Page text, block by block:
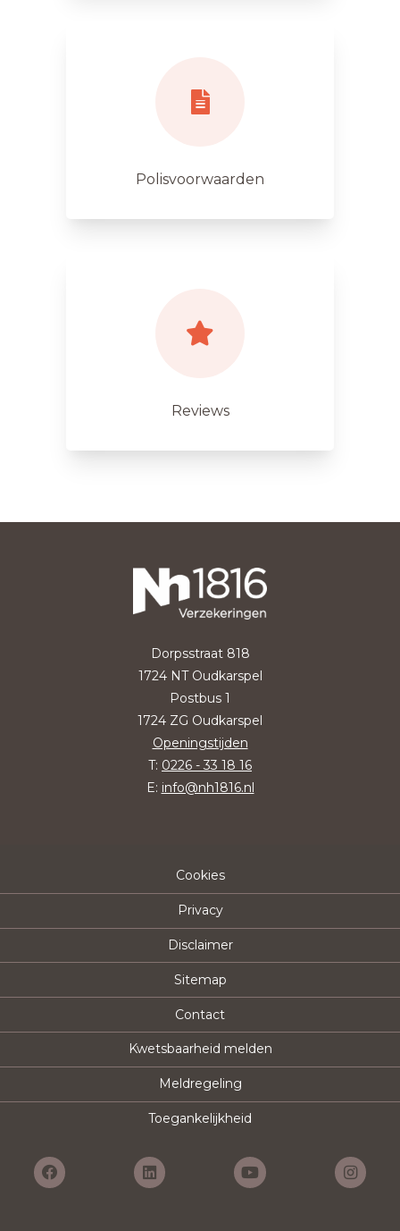
Polisvoorwaarden
Reviews
Dorpsstraat 818
1724 NT Oudkarspel
Postbus 1
1724 ZG Oudkarspel
Openingstijden
T: 0226 - 33 18 16
E: info@nh1816.nl
Cookies
Privacy
Disclaimer
Sitemap
Contact
Kwetsbaarheid melden
Meldregeling
Toegankelijkheid